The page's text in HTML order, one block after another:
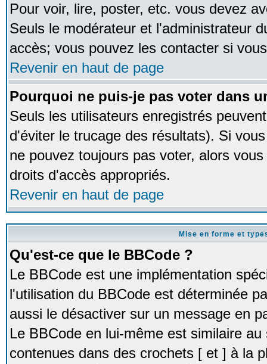
Pour voir, lire, poster, etc. vous devez
Seuls le modérateur et l'administrateur
accès; vous pouvez les contacter si
Revenir en haut de page
Pourquoi ne puis-je pas voter dans
Seuls les utilisateurs enregistrés
d'éviter le trucage des résultats). Si
ne pouvez toujours pas voter, alors
droits d'accès appropriés.
Revenir en haut de page
Mise en forme et
Qu'est-ce que le BBCode ?
Le BBCode est une implémentation
l'utilisation du BBCode est déterminée
aussi le désactiver sur un message en
Le BBCode en lui-même est similaire
contenues dans des crochets [ et ] à la